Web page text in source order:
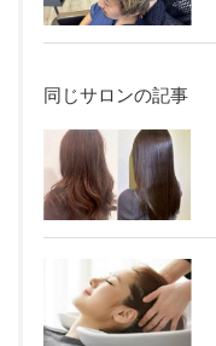
同じサロンの記事